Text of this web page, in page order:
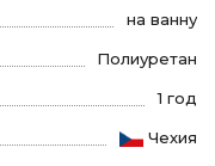
на ванну
Полиуретан
1 год
Чехия